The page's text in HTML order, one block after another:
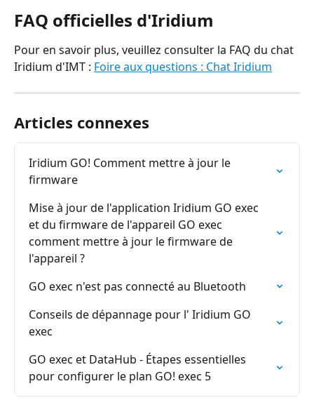
FAQ officielles d'Iridium
Pour en savoir plus, veuillez consulter la FAQ du chat
Iridium d'IMT : Foire aux questions : Chat Iridium
Articles connexes
Iridium GO! Comment mettre à jour le
firmware
Mise à jour de l'application Iridium GO exec
et du firmware de l'appareil GO exec
comment mettre à jour le firmware de
l'appareil ?
GO exec n'est pas connecté au Bluetooth
Conseils de dépannage pour l' Iridium GO
exec
GO exec et DataHub - Étapes essentielles
pour configurer le plan GO! exec 5